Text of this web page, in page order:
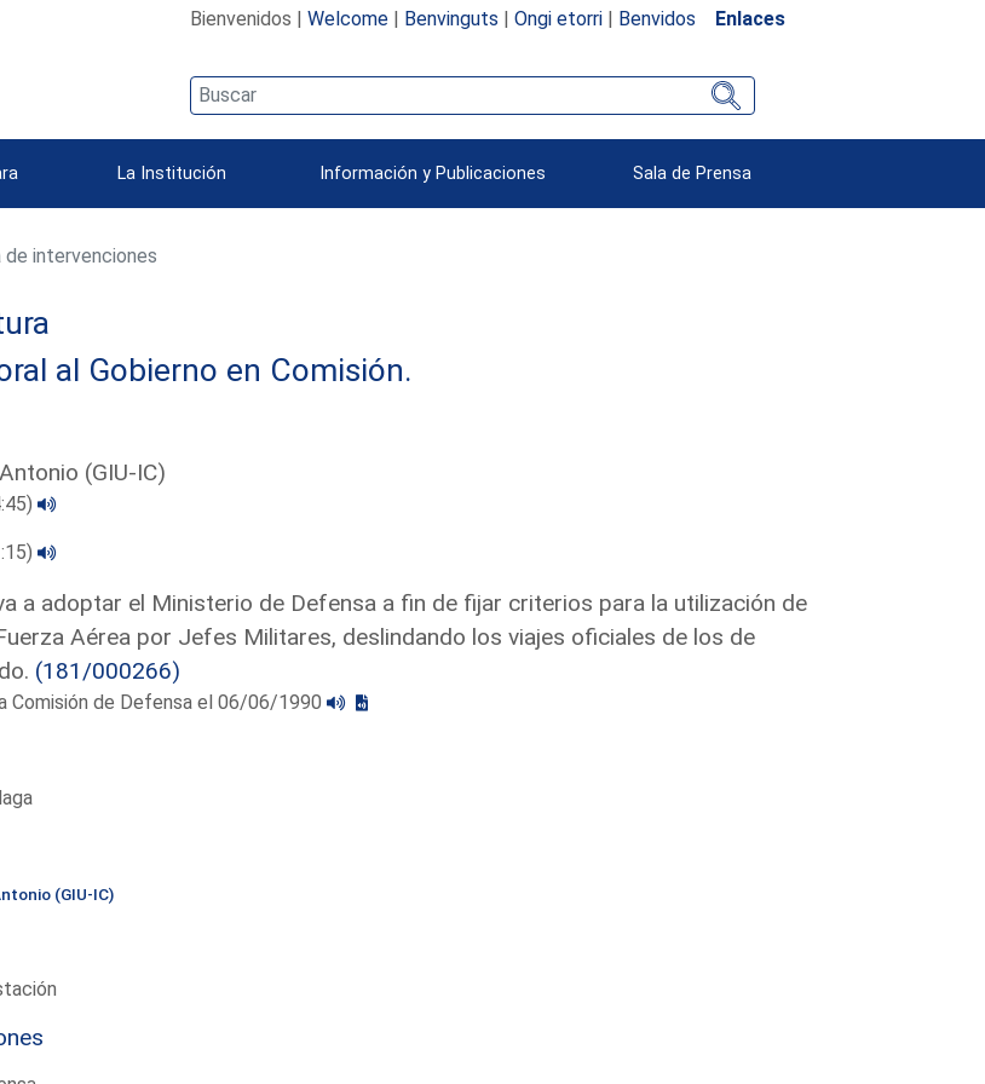
Bienvenidos | Welcome| Benvinguts | Ongi etorri| Benvidos Enlaces
La Institución Información y Publicaciones Sala de Prensa
de intervenciones
al Gobierno en Comisión.
(GIU-IC)
a adoptar el Ministerio de Defensa a fin de fijar criterios para la utilización de
Aérea por Jefes Militares, deslindando los viajes oficiales de los de
(181/000266)
Comisión de Defensa el 06/06/1990
(GIU-IC)